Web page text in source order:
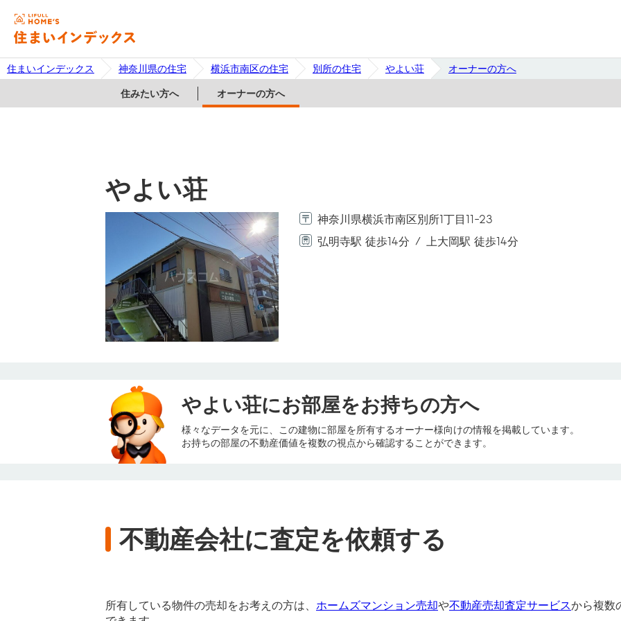
住まいインデックス 神奈川県の住宅 横浜市南区の住宅 別所の住宅 やよい荘 オーナーの方へ
住みたい方へ オーナーの方へ
やよい荘
神奈川県横浜市南区別所1丁目11-23
弘明寺駅 徒歩14分
上大岡駅 徒歩14分
やよい荘にお部屋をお持ちの方へ
様々なデータを元に、この建物に部屋を所有するオーナー様向けの情報を掲載しています。
お持ちの部屋の不動産価値を複数の視点から確認することができます。
不動産会社に査定を依頼する
所有している物件の売却をお考えの方は、 ホームズマンション売却や不動産売却査定サービスから複数